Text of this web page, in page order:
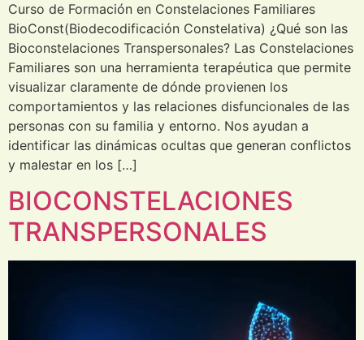
Curso de Formación en Constelaciones Familiares
BioConst(Biodecodificación Constelativa) ¿Qué son las
Bioconstelaciones Transpersonales? Las Constelaciones
Familiares son una herramienta terapéutica que permite
visualizar claramente de dónde provienen los
comportamientos y las relaciones disfuncionales de las
personas con su familia y entorno. Nos ayudan a
identificar las dinámicas ocultas que generan conflictos
y malestar en los […]
BIOCONSTELACIONES
TRANSPERSONALES